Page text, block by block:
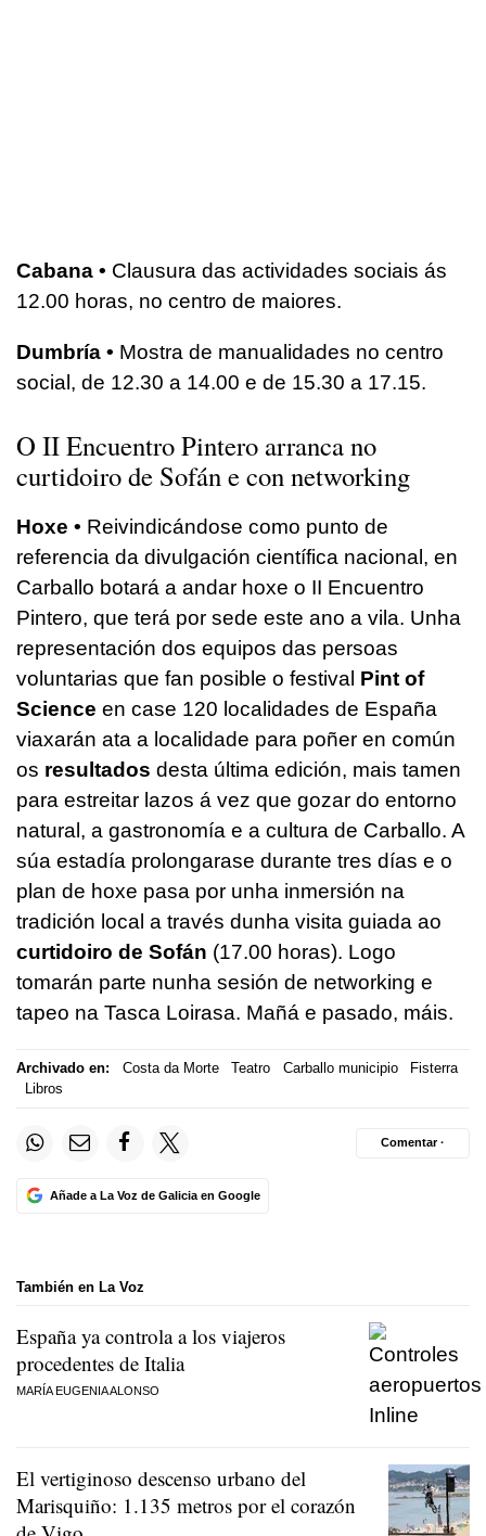
Cabana • Clausura das actividades sociais ás
12.00 horas, no centro de maiores.
Dumbría • Mostra de manualidades no centro
social, de 12.30 a 14.00 e de 15.30 a 17.15.
O II Encuentro Pintero arranca no
curtidoiro de Sofán e con networking
Hoxe • Reivindicándose como punto de
referencia da divulgación científica nacional, en
Carballo botará a andar hoxe o II Encuentro
Pintero, que terá por sede este ano a vila. Unha
representación dos equipos das persoas
voluntarias que fan posible o festival Pint of
Science en case 120 localidades de España
viaxarán ata a localidade para poñer en común
os resultados desta última edición, mais tamen
para estreitar lazos á vez que gozar do entorno
natural, a gastronomía e a cultura de Carballo. A
súa estadía prolongarase durante tres días e o
plan de hoxe pasa por unha inmersión na
tradición local a través dunha visita guiada ao
curtidoiro de Sofán (17.00 horas). Logo
tomarán parte nunha sesión de networking e
tapeo na Tasca Loirasa. Mañá e pasado, máis.
Archivado en: Costa da Morte Teatro Carballo municipio
Fisterra
Libros
Añade a La Voz de Galicia en Google
Comentar ·
También en La Voz
España ya controla a los viajeros
procedentes de Italia
MARÍA EUGENIA ALONSO
El vertiginoso descenso urbano del
Marisquiño: 1.135 metros por el corazón